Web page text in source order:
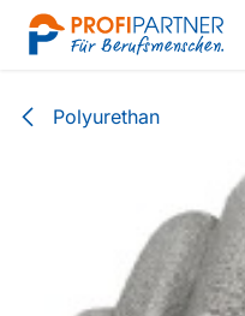
Zum Inhalt springen
Polyurethan